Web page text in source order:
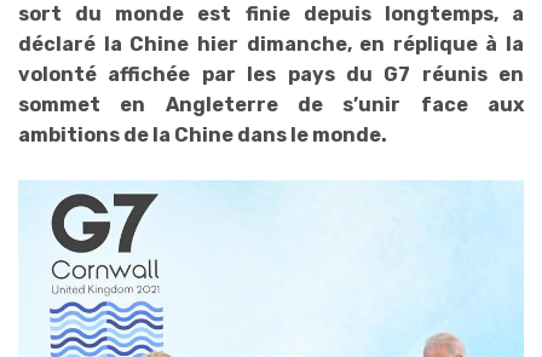
sort du monde est finie depuis longtemps, a
déclaré la Chine hier dimanche, en réplique à la
volonté affichée par les pays du G7 réunis en
sommet en Angleterre de s’unir face aux
ambitions de la Chine dans le monde.